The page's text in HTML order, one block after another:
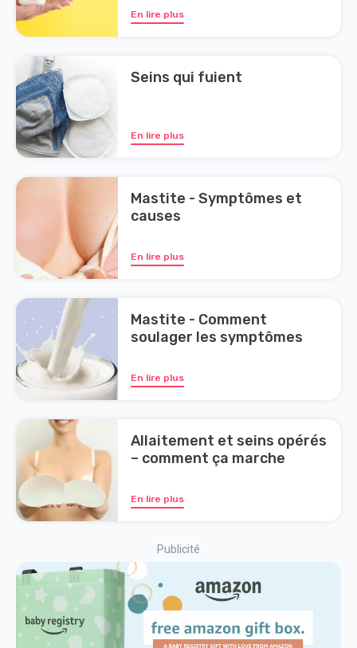
En lire plus
Seins qui fuient
En lire plus
Mastite - Symptômes et
causes
En lire plus
Mastite - Comment
soulager les symptômes
En lire plus
Allaitement et seins opérés
– comment ça marche
En lire plus
Publicité